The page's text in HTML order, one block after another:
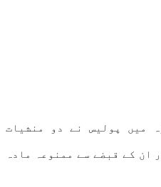
میں پولیس نے دو منشیات
ان کے قبضے سے ممنوعہ مادہ